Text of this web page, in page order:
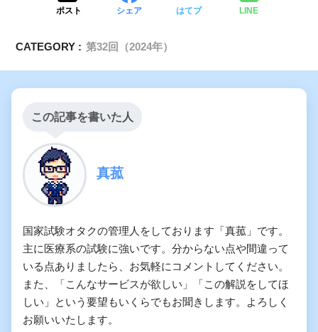
関節リウマチ
ポスト シェア はてブ LINE
CATEGORY : 第32回（2024年）
この記事を書いた人
真菰
国家試験オタクの管理人をしております「真菰」です。
主に医療系の試験に強いです。分からない点や間違って
いる点ありましたら、お気軽にコメントしてください。
また、「こんなサービスが欲しい」「この解説をしてほ
しい」という要望もいくらでもお聞きします。よろしく
お願いいたします。